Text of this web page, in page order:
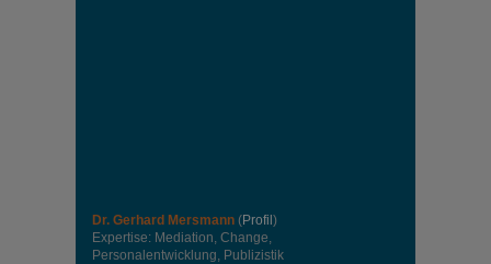
Dr. Gerhard Mersmann (Profil )
Expertise: Mediation, Change,
Personalentwicklung, Publizistik